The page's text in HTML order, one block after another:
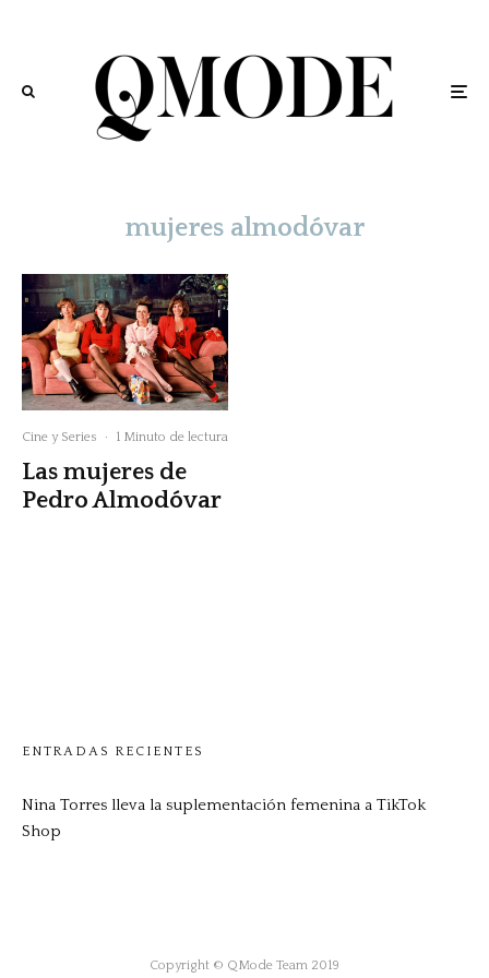
mujeres almodóvar
Cine y Series · 1 Minuto de lectura
Las mujeres de
Pedro Almodóvar
ENTRADAS RECIENTES
Nina Torres lleva la suplementación femenina a TikTok
Shop
Copyright © QMode Team 2019